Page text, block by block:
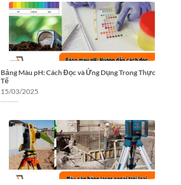
Bảng Màu pH: Cách Đọc và Ứng Dụng Trong Thực
Tế
15/03/2025